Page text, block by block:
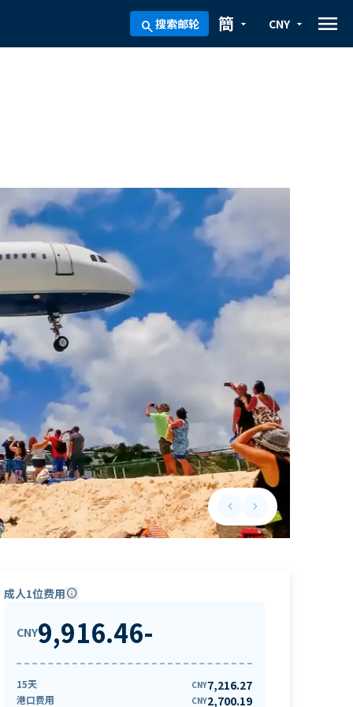
search搜索邮轮 arrow_drop_down
簡 arrow_drop_down
CNY menu
keyboard_arrow_leftPrevious slide
keyboard_arrow_rightNext slide
成人1位费用info
CNY9,916.46-
15天 CNY7,216.27
港口费用 CNY2,700.19